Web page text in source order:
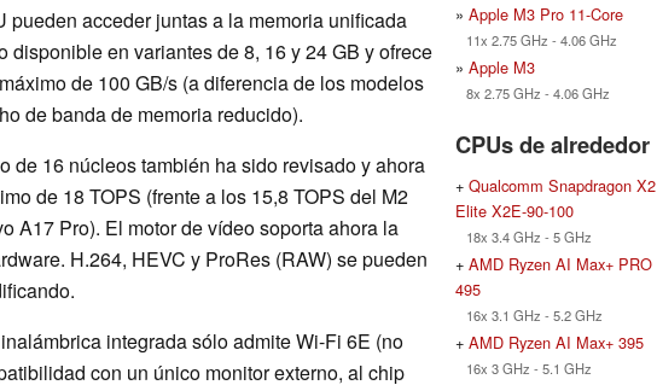
pueden acceder juntas a la memoria unificada
disponible en variantes de 8, 16 y 24 GB y ofrece
de 100 GB/s (a diferencia de los modelos
de banda de memoria reducido).
de 16 núcleos también ha sido revisado y ahora
de 18 TOPS (frente a los 15,8 TOPS del M2
A17 Pro). El motor de vídeo soporta ahora la
H.264, HEVC y ProRes (RAW) se pueden
integrada sólo admite Wi-Fi 6E (no
con un único monitor externo, al chip
» Apple M3 Pro 11-Core
11x 2.75 GHz - 4.06 GHz
» Apple M3
8x 2.75 GHz - 4.06 GHz
CPUs de alrededor
+ Qualcomm Snapdragon X2
Elite X2E-90-100
18x 3.4 GHz - 5 GHz
+ AMD Ryzen AI Max+ PRO
495
16x 3.1 GHz - 5.2 GHz
+ AMD Ryzen AI Max+ 395
16x 3 GHz - 5.1 GHz